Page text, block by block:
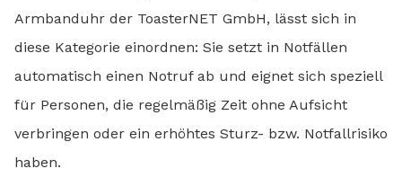
Armbanduhr der ToasterNET GmbH, lässt sich in
diese Kategorie einordnen: Sie setzt in Notfällen
automatisch einen Notruf ab und eignet sich speziell
für Personen, die regelmäßig Zeit ohne Aufsicht
verbringen oder ein erhöhtes Sturz- bzw. Notfallrisiko
haben.